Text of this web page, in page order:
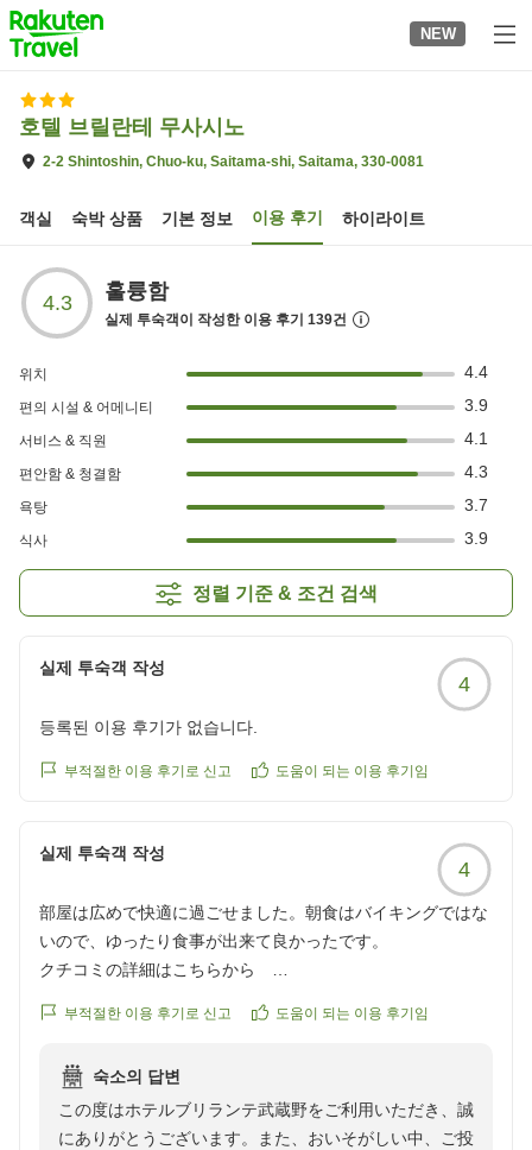
to
top
page
NEW
호텔 브릴란테 무사시노
2-2 Shintoshin, Chuo-ku, Saitama-shi, Saitama, 330-0081
객실 숙박 상품 기본 정보 이용 후기 하이라이트
4.3 훌륭함
실제 투숙객이 작성한 이용 후기 139건
위치 4.4
편의 시설 & 어메니티 3.9
서비스 & 직원 4.1
편안함 & 청결함 4.3
욕탕 3.7
식사 3.9
정렬 기준 & 조건 검색
실제 투숙객 작성
4
등록된 이용 후기가 없습니다.
부적절한 이용 후기로 신고 도움이 되는 이용 후기임
실제 투숙객 작성
4
部屋は広めで快適に過ごせました。朝食はバイキングではな
いので、ゆったり食事が出来て良かったです。
クチコミの詳細はこちらから
reviewId=33123477549998
부적절한 이용 후기로 신고 도움이 되는 이용 후기임
숙소의 답변
この度はホテルブリランテ武蔵野をご利用いただき、誠
にありがとうございます。また、おいそがしい中、ご投